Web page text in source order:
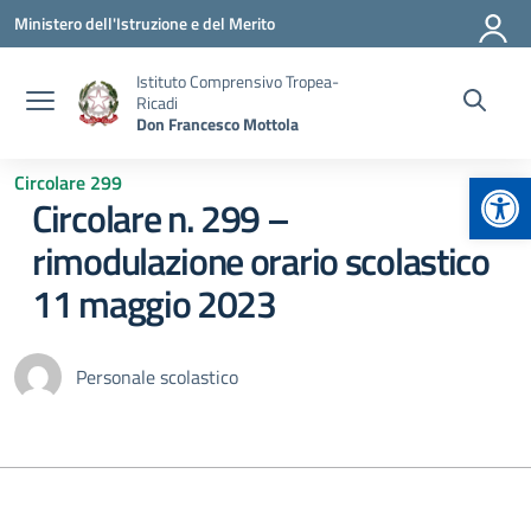
Vai ai contenuti
Vai al menu di navigazione
Vai al footer
Ministero dell'Istruzione e del Merito
Istituto Comprensivo Tropea-
Ricadi
Don Francesco Mottola
Circolare 299
Circolare n. 299 –
rimodulazione orario scolastico
11 maggio 2023
Personale scolastico